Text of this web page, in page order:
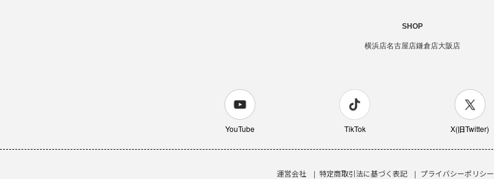
SHOP
横浜店名古屋店鎌倉店大阪店
YouTube TikTok X(旧Twitter)
運営会社 特定商取引法に基づく表記 プライバシーポリシー